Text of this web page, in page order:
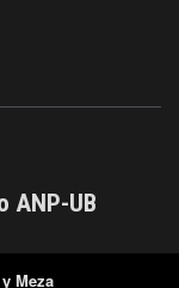
ANP-UB
Meza